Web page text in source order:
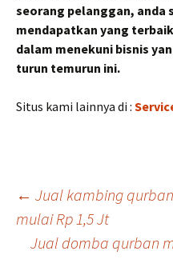
seorang pelanggan, anda
mendapatkan yang
dalam menekuni bisnis
turun temurun ini.
Situs kami lainnya di :
Post
← Jual kambing
mulai Rp 1,5 Jt
Jual domba qurban